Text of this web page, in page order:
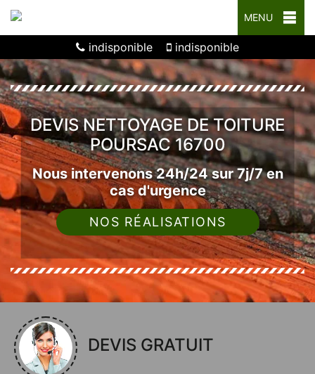
MENU
indisponible indisponible
DEVIS NETTOYAGE DE TOITURE
POURSAC 16700
Nous intervenons 24h/24 sur 7j/7 en
cas d'urgence
NOS RÉALISATIONS
DEVIS GRATUIT